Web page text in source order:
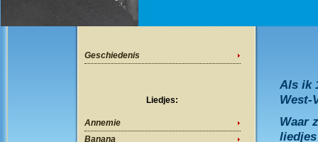
Geschiedenis
Liedjes:
Annemie
Banana
Als ik
West-
Waar